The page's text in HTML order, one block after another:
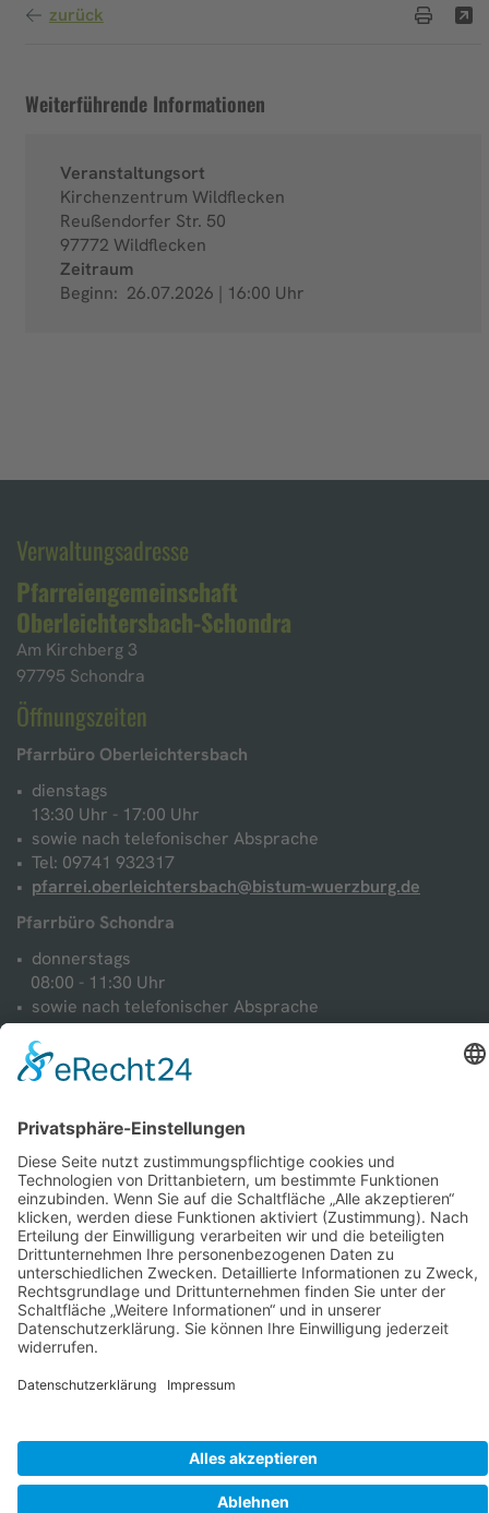
zurück
Weiterführende Informationen
Veranstaltungsort
Kirchenzentrum Wildflecken
Reußendorfer Str. 50
97772 Wildflecken
Zeitraum
Beginn: 26.07.2026 | 16:00 Uhr
Verwaltungsadresse
Pfarreiengemeinschaft
Oberleichtersbach-Schondra
Am Kirchberg 3
97795 Schondra
Öffnungszeiten
Pfarrbüro Oberleichtersbach
dienstags
13:30 Uhr - 17:00 Uhr
sowie nach telefonischer Absprache
Tel: 09741 932317
pfarrei.oberleichtersbach@bistum-wuerzburg.de
Pfarrbüro Schondra
donnerstags
08:00 - 11:30 Uhr
sowie nach telefonischer Absprache
Tel: 09747 242
pfarrei.schondra@bistum-wuerzburg.de
Anfrage direkt senden
Startseite
Zurück zur Startseite
IMPRESSUM|DATENSCHUTZERKLÄRUNG